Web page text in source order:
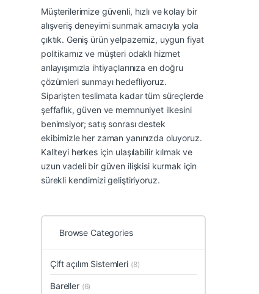
Müşterilerimize güvenli, hızlı ve kolay bir
alışveriş deneyimi sunmak amacıyla yola
çıktık. Geniş ürün yelpazemiz, uygun fiyat
politikamız ve müşteri odaklı hizmet
anlayışımızla ihtiyaçlarınıza en doğru
çözümleri sunmayı hedefliyoruz.
Siparişten teslimata kadar tüm süreçlerde
şeffaflık, güven ve memnuniyet ilkesini
benimsiyor; satış sonrası destek
ekibimizle her zaman yanınızda oluyoruz.
Kaliteyi herkes için ulaşılabilir kılmak ve
uzun vadeli bir güven ilişkisi kurmak için
sürekli kendimizi geliştiriyoruz.
Browse Categories
Çift açılım Sistemleri (8)
Bareller (6)